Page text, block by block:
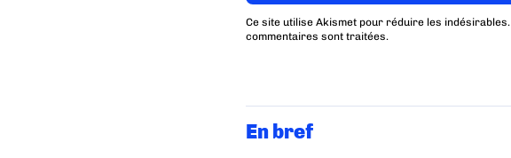
Ce site utilise Akismet pour réduire les indésirables.
commentaires sont traitées.
En bref